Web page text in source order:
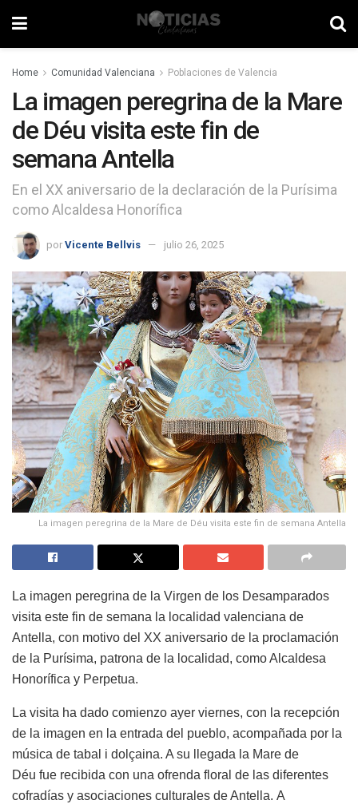
Home Comunidad Valenciana Poblaciones de Valencia
La imagen peregrina de la Mare
de Déu visita este fin de
semana Antella
En el XX aniversario de la declaración de la Purísima
como Alcaldesa Honorífica
por Vicente Bellvis julio 26, 2025
La imagen peregrina de la Mare de Déu visita este fin de semana Antella
La imagen peregrina de la Virgen de los Desamparados
visita este fin de semana la localidad valenciana de
Antella, con motivo del XX aniversario de la proclamación
de la Purísima, patrona de la localidad, como Alcaldesa
Honorífica y Perpetua.
La visita ha dado comienzo ayer viernes, con la recepción
de la imagen en la entrada del pueblo, acompañada por la
música de tabal i dolçaina. A su llegada la Mare de
Déu fue recibida con una ofrenda floral de las diferentes
cofradías y asociaciones culturales de Antella. A